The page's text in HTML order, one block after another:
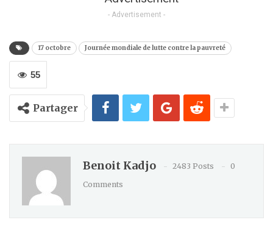
- Advertisement -
17 octobre Journée mondiale de lutte contre la pauvreté
55
Partager
Benoit Kadjo 2483 Posts
0
Comments